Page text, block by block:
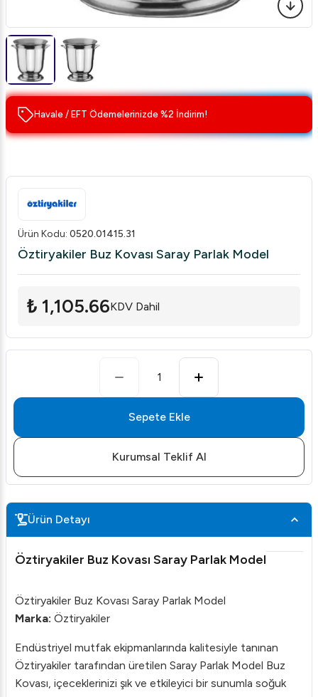
Havale / EFT Ödemelerinizde %2 İndirim!
Ürün Kodu: 0520.01415.31
Öztiryakiler Buz Kovası Saray Parlak Model
₺ 1,105.66KDV Dahil
1
Sepete Ekle
Kurumsal Teklif Al
Ürün Detayı
Öztiryakiler Buz Kovası Saray Parlak Model
Öztiryakiler Buz Kovası Saray Parlak Model
Marka: Öztiryakiler
Endüstriyel mutfak ekipmanlarında kalitesiyle tanınan
Öztiryakiler tarafından üretilen Saray Parlak Model Buz
Kovası, içeceklerinizi şık ve etkileyici bir sunumla soğuk